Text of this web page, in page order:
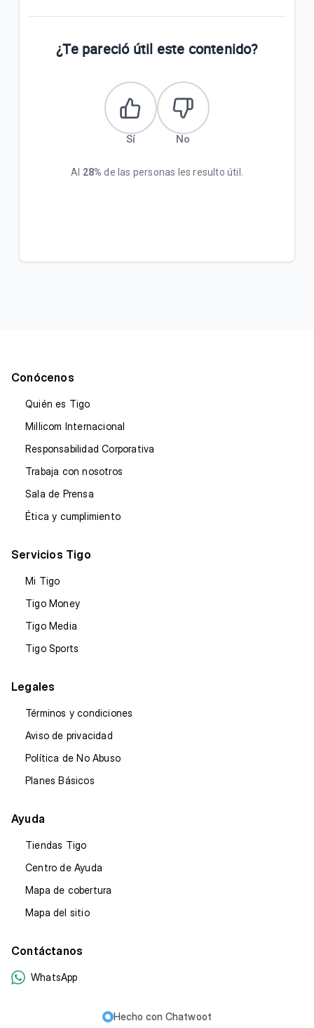
¿Te pareció útil este contenido?
Sí No
Al 28% de las personas les resulto útil.
Conócenos
Quién es Tigo
Millicom Internacional
Responsabilidad Corporativa
Trabaja con nosotros
Sala de Prensa
Ética y cumplimiento
Servicios Tigo
Mi Tigo
Tigo Money
Tigo Media
Tigo Sports
Legales
Términos y condiciones
Aviso de privacidad
Política de No Abuso
Planes Básicos
Ayuda
Tiendas Tigo
Centro de Ayuda
Mapa de cobertura
Mapa del sitio
Contáctanos
WhatsApp
Hecho con Chatwoot